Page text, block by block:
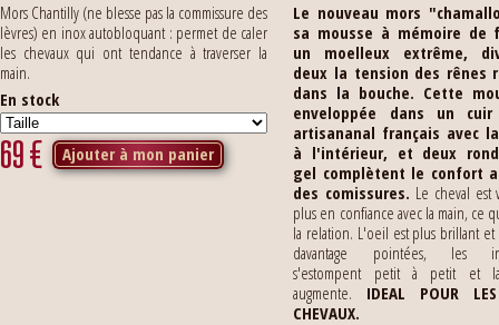
Mors Chantilly (ne blesse pas la commissure des
lèvres) en inox autobloquant : permet de caler
les chevaux qui ont tendance à traverser la
main.
En stock
69€ Ajouter à mon panier
Le nouveau mors
sa mousse à mémoire de
un moelleux extrême,
deux la tension des rênes
dans la bouche. Cette
enveloppée dans un
artisananal français avec
à l'intérieur, et deux
gel complètent le confort
des comissures. Le cheval est
plus en confiance avec la main, ce
la relation. L'oeil est plus brillant
davantage pointées, les
s'estompent petit à petit et
augmente. IDEAL POUR
CHEVAUX.